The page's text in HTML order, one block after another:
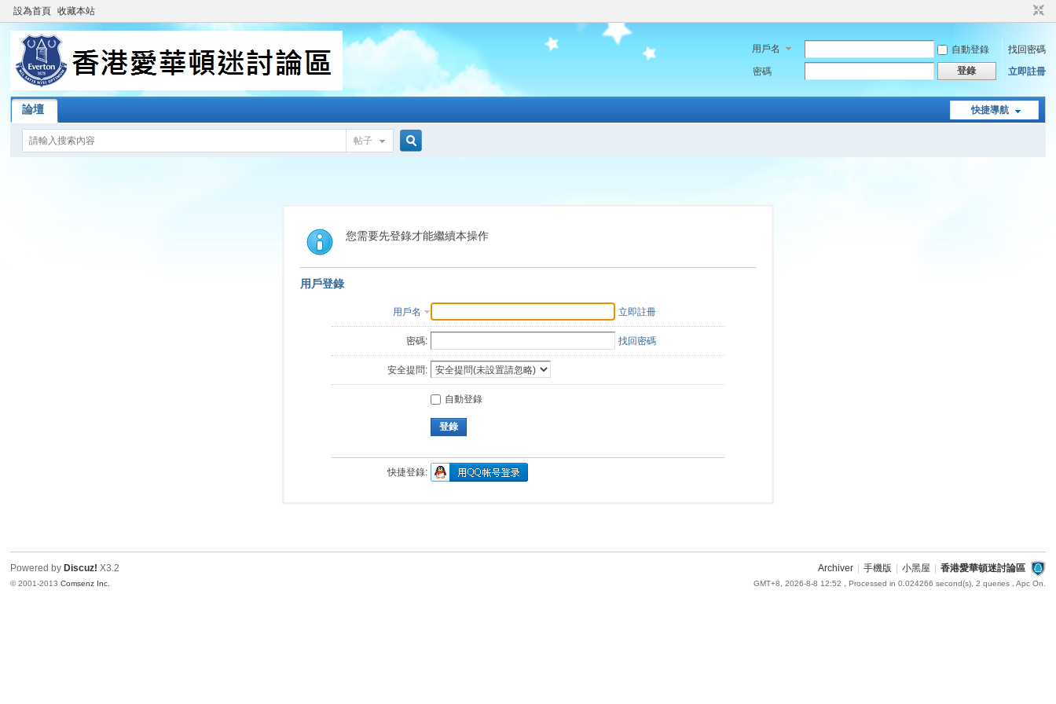
設為首頁 收藏本站
用戶名 自動登錄
找回密碼
密碼
登錄 立即註冊
快捷導航
論壇
帖子
索
您需要先登錄才能繼續本操作
用戶登錄
用戶名 立即註冊
密碼: 找回密碼
安全提問:
自動登錄
登錄
快捷登錄:
Archiver 手機版 小黑屋 香港愛華頓迷討論區
GMT+8, 2026-8-8 12:52 , Processed in 0.024266 second(s), 2 queries , Apc On.
Powered by Discuz! X3.2
© 2001-2013Comsenz Inc.